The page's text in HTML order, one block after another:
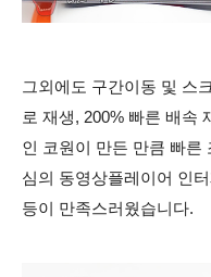
그외에도 구간이동 및 스
로 재생, 200% 빠른 배속
인 코원이 만든 만큼 빠른
심의 동영상플레이어 인
등이 만족스러웠습니다.